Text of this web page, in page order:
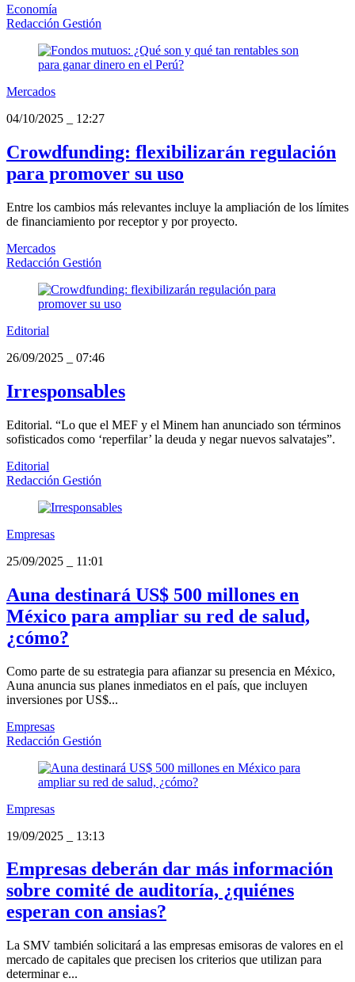
Economía
Redacción Gestión
Mercados
04/10/2025
12:27
Crowdfunding: flexibilizarán regulación
para promover su uso
Entre los cambios más relevantes incluye la ampliación de los límites
de financiamiento por receptor y por proyecto.
Mercados
Redacción Gestión
Editorial
26/09/2025
07:46
Irresponsables
Editorial. “Lo que el MEF y el Minem han anunciado son términos
sofisticados como ‘reperfilar’ la deuda y negar nuevos salvatajes”.
Editorial
Redacción Gestión
Empresas
25/09/2025
11:01
Auna destinará US$ 500 millones en
México para ampliar su red de salud,
¿cómo?
Como parte de su estrategia para afianzar su presencia en México,
Auna anuncia sus planes inmediatos en el país, que incluyen
inversiones por US$...
Empresas
Redacción Gestión
Empresas
19/09/2025
13:13
Empresas deberán dar más información
sobre comité de auditoría, ¿quiénes
esperan con ansias?
La SMV también solicitará a las empresas emisoras de valores en el
mercado de capitales que precisen los criterios que utilizan para
determinar e...